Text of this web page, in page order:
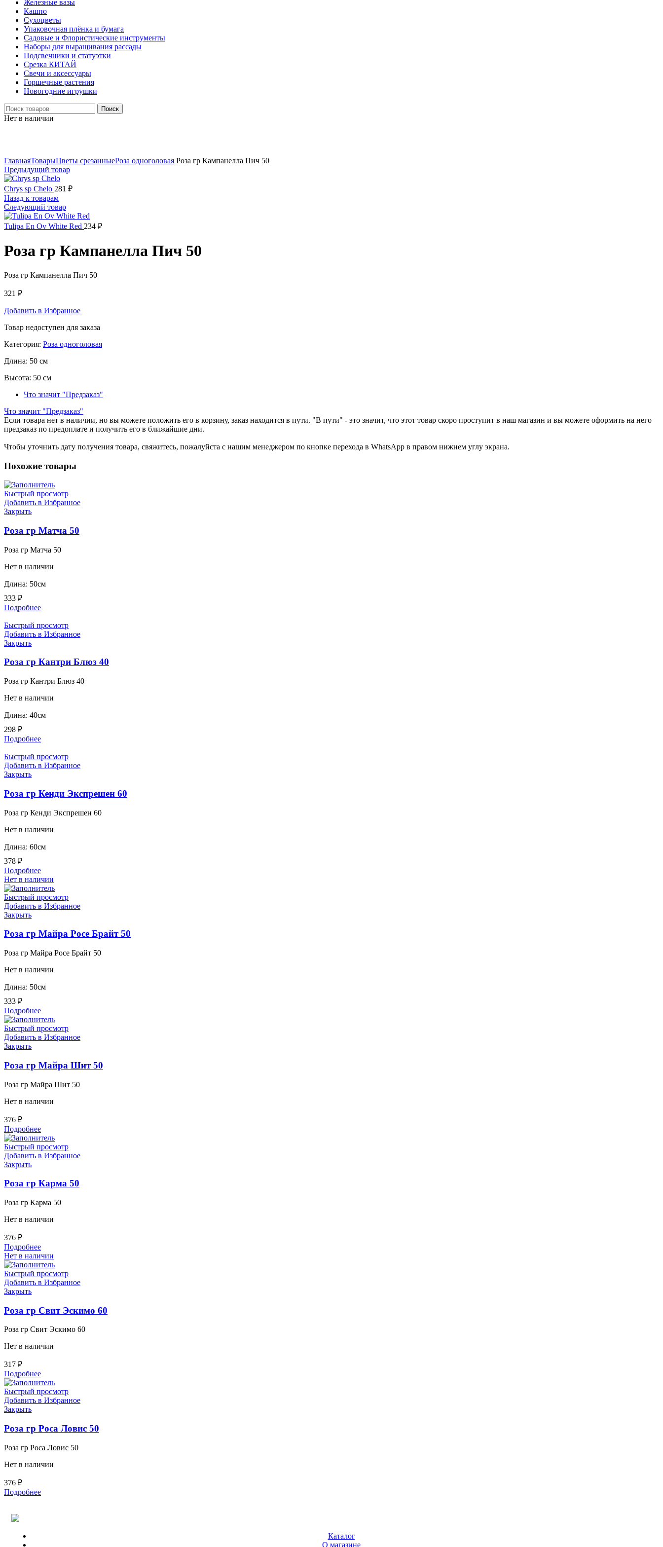
Железные вазы
Кашпо
Сухоцветы
Упаковочная плёнка и бумага
Садовые и Флористические инструменты
Наборы для выращивания рассады
Подсвечники и статуэтки
Срезка КИТАЙ
Свечи и аксессуары
Горшечные растения
Новогодние игрушки
Поиск
Нет в наличии
ГлавнаяТоварыЦветы срезанныеРоза одноголовая Роза гр Кампанелла Пич 50
Предыдущий товар
Chrys sp Chelo 281 ₽
Назад к товарам
Следующий товар
Tulipa En Ov White Red 234 ₽
Роза гр Кампанелла Пич 50
Роза гр Кампанелла Пич 50
321 ₽
Добавить в Избранное
Товар недоступен для заказа
Категория: Роза одноголовая
Длина: 50 см
Высота: 50 см
Что значит "Предзаказ"
Что значит "Предзаказ"
Если товара нет в наличии, но вы можете положить его в корзину, заказ находится в пути. "В пути" - это значит, что этот товар скоро проступит в наш магазин и вы можете оформить на него
предзаказ по предоплате и получить его в ближайшие дни.
Чтобы уточнить дату получения товара, свяжитесь, пожалуйста с нашим менеджером по кнопке перехода в WhatsApp в правом нижнем углу экрана.
Похожие товары
Быстрый просмотр
Добавить в Избранное
Закрыть
Роза гр Матча 50
Роза гр Матча 50
Нет в наличии
Длина: 50см
333 ₽
Подробнее
Быстрый просмотр
Добавить в Избранное
Закрыть
Роза гр Кантри Блюз 40
Роза гр Кантри Блюз 40
Нет в наличии
Длина: 40см
298 ₽
Подробнее
Быстрый просмотр
Добавить в Избранное
Закрыть
Роза гр Кенди Экспрешен 60
Роза гр Кенди Экспрешен 60
Нет в наличии
Длина: 60см
378 ₽
Подробнее
Нет в наличии
Быстрый просмотр
Добавить в Избранное
Закрыть
Роза гр Майра Росе Брайт 50
Роза гр Майра Росе Брайт 50
Нет в наличии
Длина: 50см
333 ₽
Подробнее
Быстрый просмотр
Добавить в Избранное
Закрыть
Роза гр Майра Шит 50
Роза гр Майра Шит 50
Нет в наличии
376 ₽
Подробнее
Быстрый просмотр
Добавить в Избранное
Закрыть
Роза гр Карма 50
Роза гр Карма 50
Нет в наличии
376 ₽
Подробнее
Нет в наличии
Быстрый просмотр
Добавить в Избранное
Закрыть
Роза гр Свит Эскимо 60
Роза гр Свит Эскимо 60
Нет в наличии
317 ₽
Подробнее
Быстрый просмотр
Добавить в Избранное
Закрыть
Роза гр Роса Ловис 50
Роза гр Роса Ловис 50
Нет в наличии
376 ₽
Подробнее
Каталог
О магазине